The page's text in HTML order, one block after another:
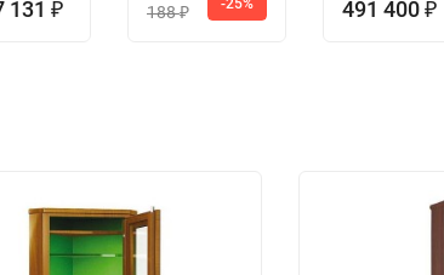
131₽
188₽ 491 400 ₽